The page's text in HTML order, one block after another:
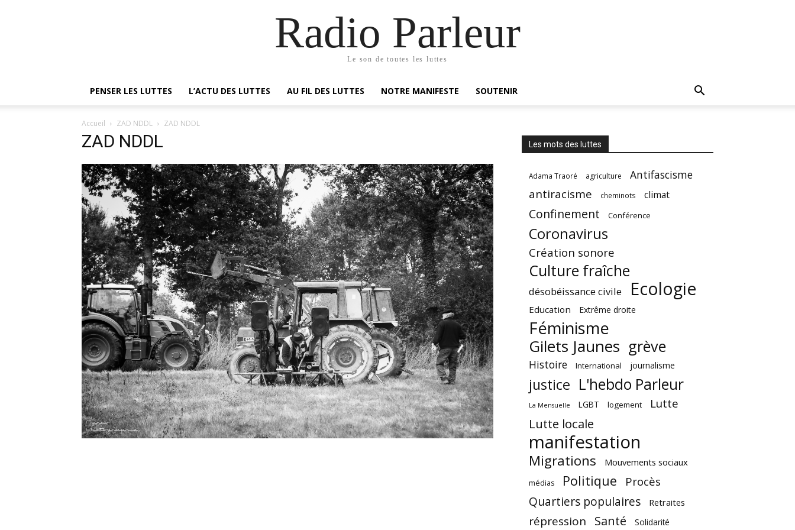
Radio Parleur
Le son de toutes les luttes
PENSER LES LUTTES L’ACTU DES LUTTES AU FIL DES LUTTES NOTRE MANIFESTE SOUTENIR
Accueil ZAD NDDL ZAD NDDL
ZAD NDDL Les mots des luttes
Adama Traoré agriculture Antifascisme
antiracisme cheminots climat
Confinement Conférence
Coronavirus
Création sonore
Culture fraîche
désobéissance civile Ecologie
Education Extrême droite
Féminisme
Gilets Jaunes grève
Histoire International journalisme
justice L'hebdo Parleur
La Mensuelle LGBT logement Lutte
Lutte locale
manifestation
Migrations Mouvements sociaux
médias Politique Procès
Quartiers populaires Retraites
répression Santé Solidarité